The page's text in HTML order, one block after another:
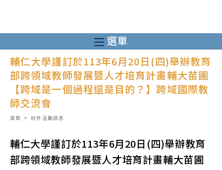
至
主
要
選單
輔仁大學謹訂於113年6月20日(四)舉辦教育
部跨領域教師發展暨人才培育計畫輔大苗圃
【跨域是一個過程還是目的？】跨域國際教
師交流會
首頁 > 校外活動訊息
輔仁大學謹訂於113年6月20日(四)舉辦教育
部跨領域教師發展暨人才培育計畫輔大苗圃